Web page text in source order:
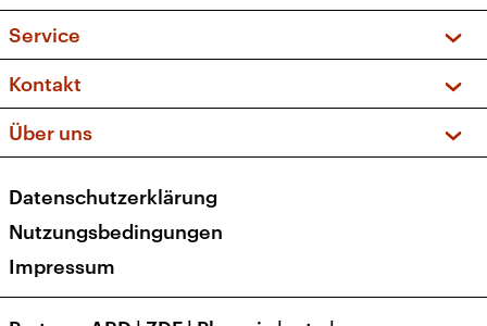
Sendungen und Podcasts
Musikliste
Kakadu – Das Kinderprogramm
Frequenzen (UKW + DAB+)
Service
FAQ
Apps
Newsletter
Veranstaltungen
Kontakt
Social Media
Über uns
Presse
Karriere
Transparenz
Datenschutzerklärung
Nutzungsbedingungen
Impressum